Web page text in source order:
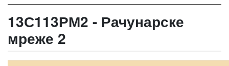
13С113РМ2 - Рачунарске
мреже 2